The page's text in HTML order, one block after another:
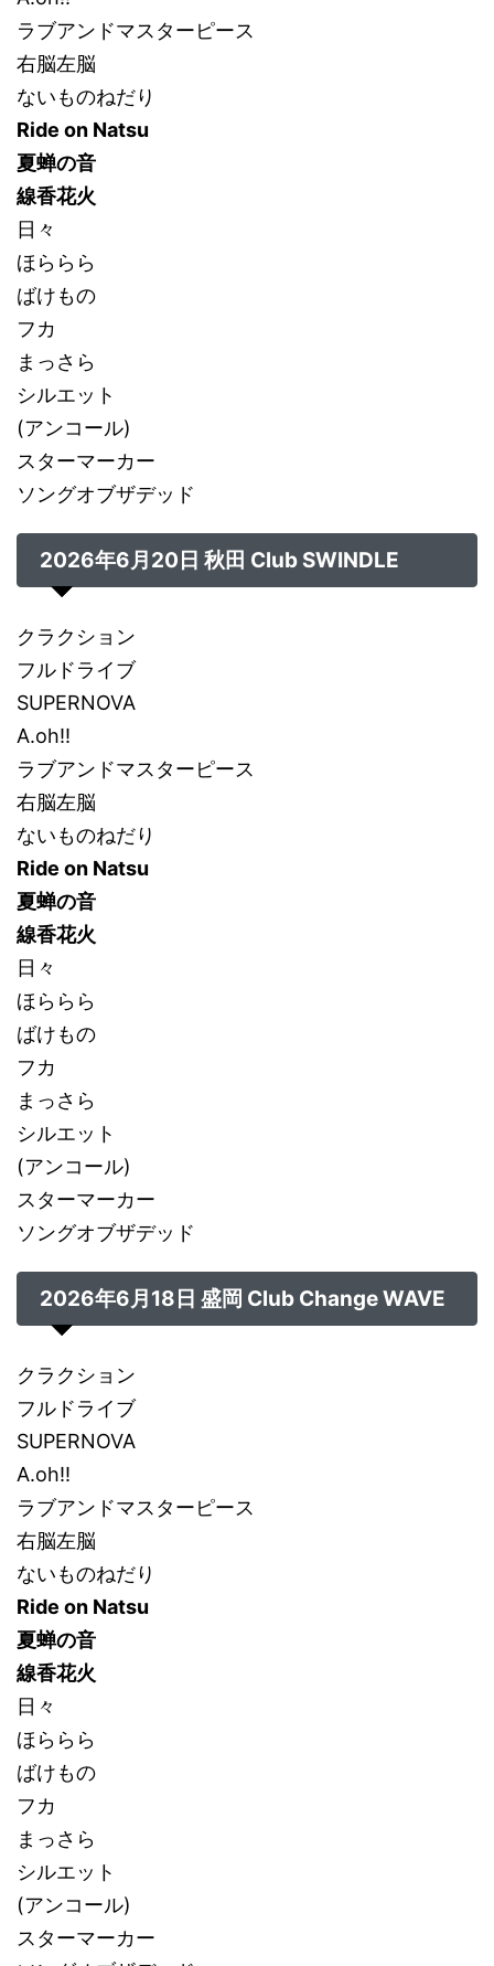
ラブアンドマスターピース
右脳左脳
ないものねだり
Ride on Natsu
夏蝉の音
線香花火
日々
ほららら
ばけもの
フカ
まっさら
シルエット
(アンコール)
スターマーカー
ソングオブザデッド
2026年6月20日 秋田 Club SWINDLE
クラクション
フルドライブ
SUPERNOVA
A.oh!!
ラブアンドマスターピース
右脳左脳
ないものねだり
Ride on Natsu
夏蝉の音
線香花火
日々
ほららら
ばけもの
フカ
まっさら
シルエット
(アンコール)
スターマーカー
ソングオブザデッド
2026年6月18日 盛岡 Club Change WAVE
クラクション
フルドライブ
SUPERNOVA
A.oh!!
ラブアンドマスターピース
右脳左脳
ないものねだり
Ride on Natsu
夏蝉の音
線香花火
日々
ほららら
ばけもの
フカ
まっさら
シルエット
(アンコール)
スターマーカー